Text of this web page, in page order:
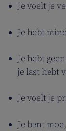
Je voelt je
Je hebt
Je hebt
je last hebt
Je voelt je
Je bent